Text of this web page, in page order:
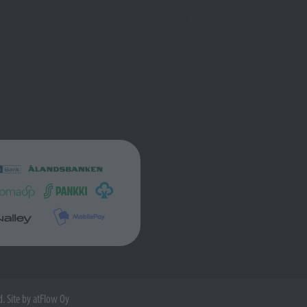
Site byatFlow Oy